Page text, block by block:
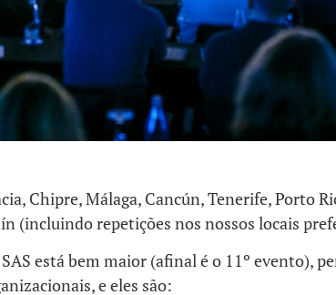
Chipre, Málaga, Cancún, Tenerife, Porto
(incluindo repetições nos nossos locais
está bem maior (afinal é o 11º evento),
e eles são: